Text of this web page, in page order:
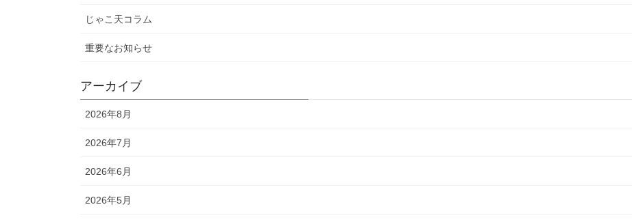
じゃこ天コラム
重要なお知らせ
アーカイブ
2026年8月
2026年7月
2026年6月
2026年5月